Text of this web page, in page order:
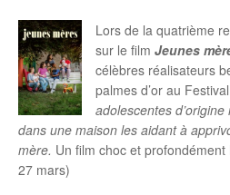
Lors de la quatrième
sur le film Jeunes
célèbres réalisateurs
palmes d’or au
adolescentes
dans une maison les aidant à
mère. Un film choc et
27 mars)